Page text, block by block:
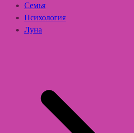
Семья
Психология
Луна